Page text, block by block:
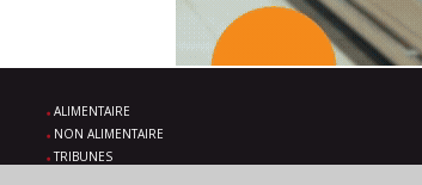
ALIMENTAIRE
NON ALIMENTAIRE
TRIBUNES